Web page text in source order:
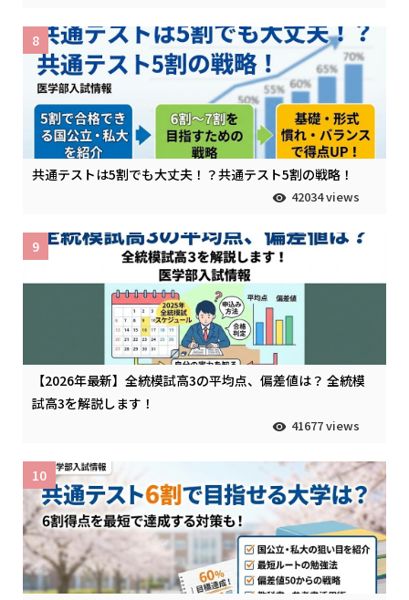
共通テストは5割でも大丈夫！？共通テスト5割の戦略！
42034 views
8
【2026年最新】全統模試高3の平均点、偏差値は？ 全統模
試高3を解説します！
41677 views
9
10